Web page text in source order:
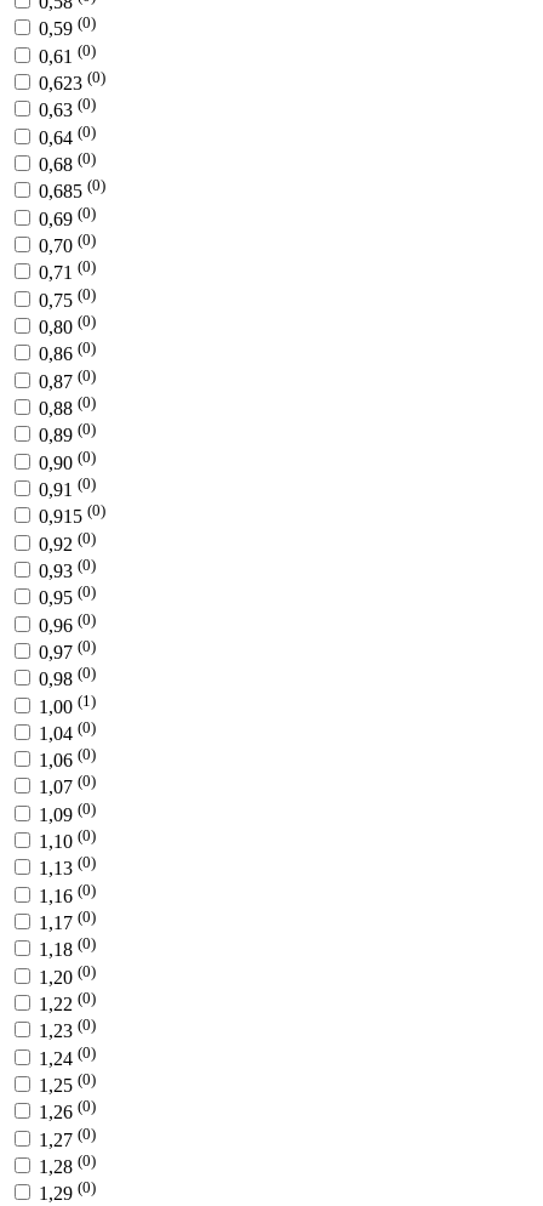
0,59 (0)
0,61 (0)
0,623 (0)
0,63 (0)
0,64 (0)
0,68 (0)
0,685 (0)
0,69 (0)
0,70 (0)
0,71 (0)
0,75 (0)
0,80 (0)
0,86 (0)
0,87 (0)
0,88 (0)
0,89 (0)
0,90 (0)
0,91 (0)
0,915 (0)
0,92 (0)
0,93 (0)
0,95 (0)
0,96 (0)
0,97 (0)
0,98 (0)
1,00 (1)
1,04 (0)
1,06 (0)
1,07 (0)
1,09 (0)
1,10 (0)
1,13 (0)
1,16 (0)
1,17 (0)
1,18 (0)
1,20 (0)
1,22 (0)
1,23 (0)
1,24 (0)
1,25 (0)
1,26 (0)
1,27 (0)
1,28 (0)
1,29 (0)